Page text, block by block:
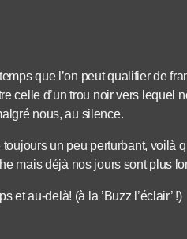
que l’on peut qualifier de
celle d’un trou noir vers lequel
nous, au silence.
un peu perturbant, voilà
mais déjà nos jours sont plus
et au-delà! (à la ’Buzz l’éclair’ !)